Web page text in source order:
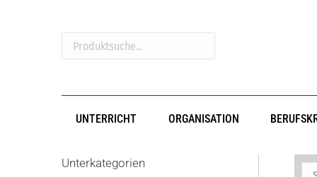
Produktsuche...
UNTERRICHT ORGANISATION
Unterkategorien